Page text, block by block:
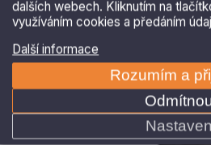
dalších webech. Kliknutím na
využíváním cookies a předáním
Další informace
Rozumím a